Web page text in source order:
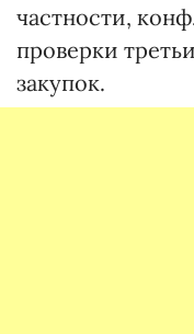
частности,
проверки
закупок.